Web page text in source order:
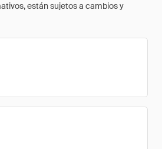
están sujetos a cambios y